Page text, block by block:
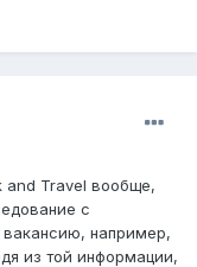
and Travel вообще,
с
вакансию, например,
из той информации,